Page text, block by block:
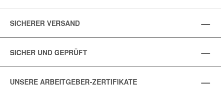
SICHERER VERSAND
SICHER UND GEPRÜFT
UNSERE ARBEITGEBER-ZERTIFIKATE